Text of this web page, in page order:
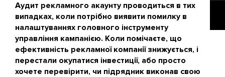
Аудит рекламного акаунту проводиться в тих
випадках, коли потрібно виявити помилку в
налаштуваннях головного інструменту
управління кампанією. Коли помічаєте, що
ефективність рекламної компанії знижується, і
перестали окупатися інвестиції, або просто
хочете перевірити, чи підрядник виконав свою